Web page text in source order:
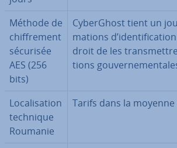
Méthode de
chif­fre­ment
sécurisée
AES (256
bits)
Cy­ber­Ghost tient un
ma­tions
droit de les
tions
Lo­ca­li­sa­tion
technique
Roumanie
Tarifs dans la